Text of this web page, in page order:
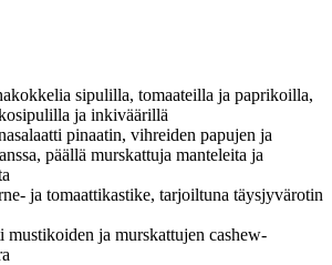
sipulilla, tomaateilla ja paprikoilla,
ja inkiväärillä
pinaatin, vihreiden papujen ja
päällä murskattuja manteleita ja
ja tomaattikastike, tarjoiltuna täysjyvärotin
mustikoiden ja murskattujen cashew-